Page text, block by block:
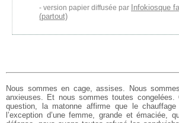
version papier diffusée par Infokiosque
(partout)
Nous sommes en cage, assises. Nous
anxieuses. Et nous sommes toutes congelées.
question, la matonne affirme que le
l’exception d’une femme, grande et émaciée,